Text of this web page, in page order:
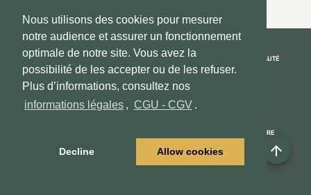
Nous utilisons des cookies pour mesurer
notre audience et assurer un fonctionnement
optimale de notre site. Vous avez la
possibilité de les accepter ou de les refuser.
Plus d’informations, consultez nos
informations légales , CGU - CGV .
Decline Allow cookies arrow_upward
Based on Kate&You MarketPlace’ solution
REJOIGNEZ LA COMMUNAUTÉ
NOUS CONNAÎTRE
Informations Légales
CGU - CGV